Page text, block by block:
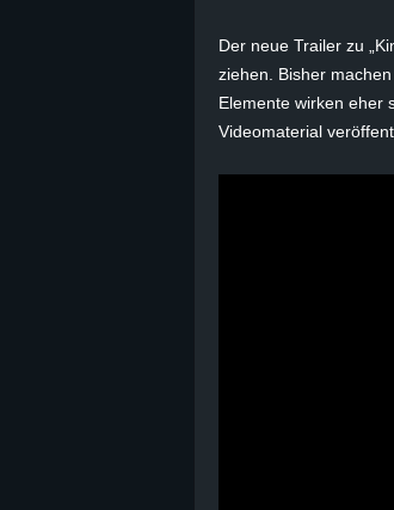
Der neue Trailer zu
ziehen. Bisher
Elemente wirken eher
Videomaterial